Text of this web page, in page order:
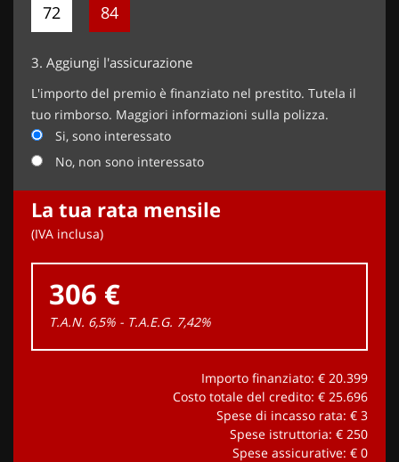
72 84
3. Aggiungi l'assicurazione
L'importo del premio è finanziato nel prestito. Tutela il
tuo rimborso. Maggiori informazioni sulla polizza.
Si, sono interessato
No, non sono interessato
La tua rata mensile
(IVA inclusa)
306 €
T.A.N. 6,5% - T.A.E.G. 7,42%
Importo finanziato: € 20.399
Costo totale del credito: € 25.696
Spese di incasso rata: € 3
Spese istruttoria: € 250
Spese assicurative: € 0